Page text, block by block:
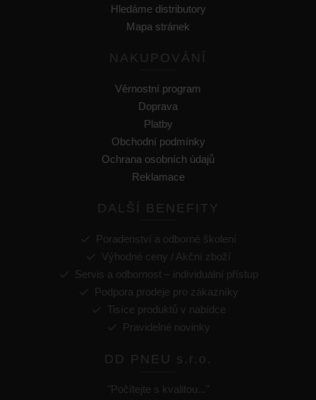
Hledáme distributory
Mapa stránek
NAKUPOVÁNÍ
Věrnostní program
Doprava
Platby
Obchodní podmínky
Ochrana osobních údajů
Reklamace
DALŠÍ BENEFITY
Poradenství a odborné školení
Výhodné ceny / Akční zboží
Servis a odbornost – individuální přístup
Podpora prodeje pro zákazníky
Tisíce produktů v nabídce
Pravidelné novinky
DD PNEU s.r.o.
"Počítejte s kvalitou..."